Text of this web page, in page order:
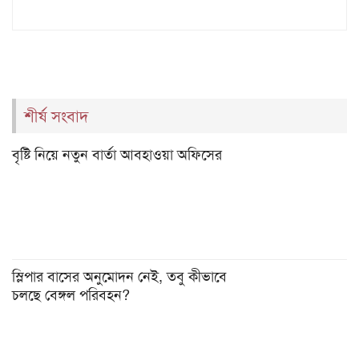
শীর্ষ সংবাদ
বৃষ্টি নিয়ে নতুন বার্তা আবহাওয়া অফিসের
স্লিপার বাসের অনুমোদন নেই, তবু কীভাবে
চলছে বেঙ্গল পরিবহন?